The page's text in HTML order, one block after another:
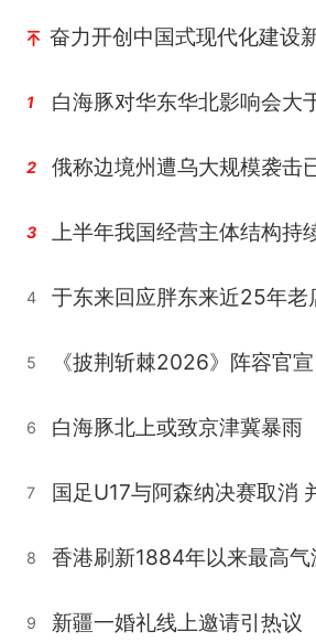
奋力开创中国式现代化建设
1
2
3
4
5 《披荆斩棘2026》阵容官宣
6 白海豚北上或致京津冀暴雨
7
8
9 新疆一婚礼线上邀请引热议